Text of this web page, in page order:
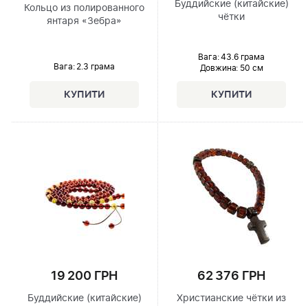
Кольцо из полированного
янтаря «Зебра»
Вага: 2.3 грама
Буддийские (китайские)
чётки
Вага: 43.6 грама
Довжина: 50 см
19 200 ГРН
Буддийские (китайские)
62 376 ГРН
Христианские чётки из